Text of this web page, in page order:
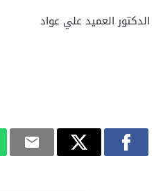
الدكتور العميد علي عواد